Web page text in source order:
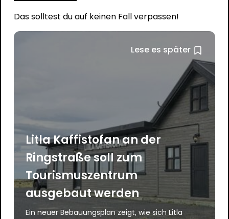
Das solltest du auf keinen Fall verpassen!
Lese es später
Litla Kaffistofan an der
Ringstraße soll zum
Tourismuszentrum
ausgebaut werden
Ein neuer Bebauungsplan zeigt, wie sich Litla